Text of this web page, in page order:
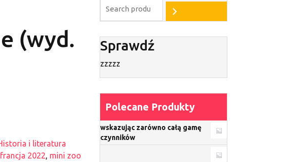
(wyd.
i literatura
2022, mini zoo
Sprawdź
zzzzz
Polecane Produkty
wskazując zarówno całą gamę
czynników